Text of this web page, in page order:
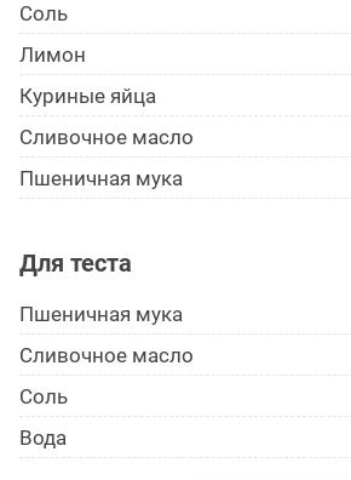
Соль
Лимон
Куриные яйца
Сливочное масло
Пшеничная мука
Для теста
Пшеничная мука
Сливочное масло
Соль
Вода